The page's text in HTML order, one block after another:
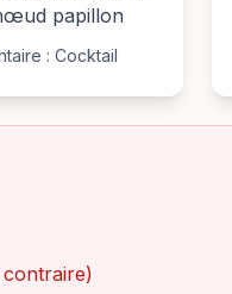
papillon
: Cocktail